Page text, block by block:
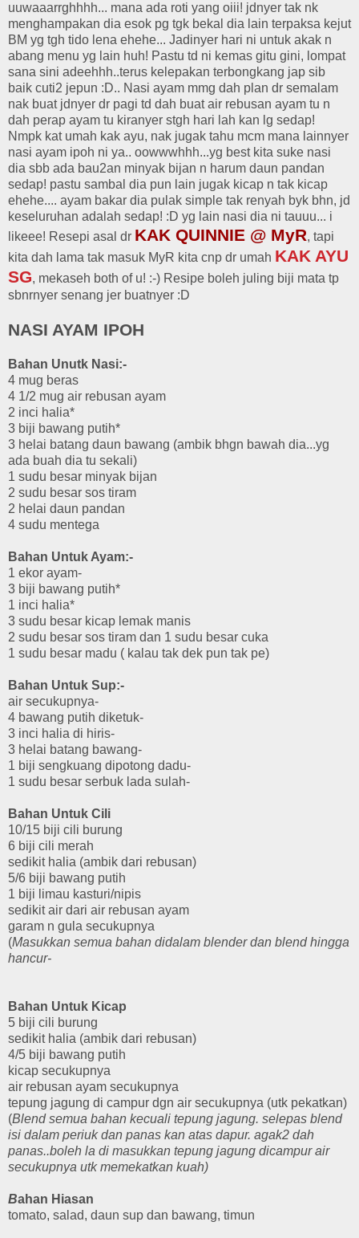
uuwaaarrghhhh... mana ada roti yang oiii! jdnyer tak nk
menghampakan dia esok pg tgk bekal dia lain terpaksa kejut
BM yg tgh tido lena ehehe... Jadinyer hari ni untuk akak n
abang menu yg lain huh! Pastu td ni kemas gitu gini, lompat
sana sini adeehhh..terus kelepakan terbongkang jap sib
baik cuti2 jepun :D.. Nasi ayam mmg dah plan dr semalam
nak buat jdnyer dr pagi td dah buat air rebusan ayam tu n
dah perap ayam tu kiranyer stgh hari lah kan lg sedap!
Nmpk kat umah kak ayu, nak jugak tahu mcm mana lainnyer
nasi ayam ipoh ni ya.. oowwwhhh...yg best kita suke nasi
dia sbb ada bau2an minyak bijan n harum daun pandan
sedap! pastu sambal dia pun lain jugak kicap n tak kicap
ehehe.... ayam bakar dia pulak simple tak renyah byk bhn, jd
keseluruhan adalah sedap! :D yg lain nasi dia ni tauuu... i
likeee! Resepi asal dr KAK QUINNIE @ MyR, tapi
kita dah lama tak masuk MyR kita cnp dr umah KAK AYU
SG, mekaseh both of u! :-) Resipe boleh juling biji mata tp
sbnrnyer senang jer buatnyer :D
NASI AYAM IPOH
Bahan Unutk Nasi:-
4 mug beras
4 1/2 mug air rebusan ayam
2 inci halia*
3 biji bawang putih*
3 helai batang daun bawang (ambik bhgn bawah dia...yg
ada buah dia tu sekali)
1 sudu besar minyak bijan
2 sudu besar sos tiram
2 helai daun pandan
4 sudu mentega
Bahan Untuk Ayam:-
1 ekor ayam-
3 biji bawang putih*
1 inci halia*
3 sudu besar kicap lemak manis
2 sudu besar sos tiram dan 1 sudu besar cuka
1 sudu besar madu ( kalau tak dek pun tak pe)
Bahan Untuk Sup:-
air secukupnya-
4 bawang putih diketuk-
3 inci halia di hiris-
3 helai batang bawang-
1 biji sengkuang dipotong dadu-
1 sudu besar serbuk lada sulah-
Bahan Untuk Cili
10/15 biji cili burung
6 biji cili merah
sedikit halia (ambik dari rebusan)
5/6 biji bawang putih
1 biji limau kasturi/nipis
sedikit air dari air rebusan ayam
garam n gula secukupnya
(Masukkan semua bahan didalam blender dan blend hingga
hancur-
Bahan Untuk Kicap
5 biji cili burung
sedikit halia (ambik dari rebusan)
4/5 biji bawang putih
kicap secukupnya
air rebusan ayam secukupnya
tepung jagung di campur dgn air secukupnya (utk pekatkan)
(Blend semua bahan kecuali tepung jagung. selepas blend
isi dalam periuk dan panas kan atas dapur. agak2 dah
panas..boleh la di masukkan tepung jagung dicampur air
secukupnya utk memekatkan kuah)
Bahan Hiasan
tomato, salad, daun sup dan bawang, timun